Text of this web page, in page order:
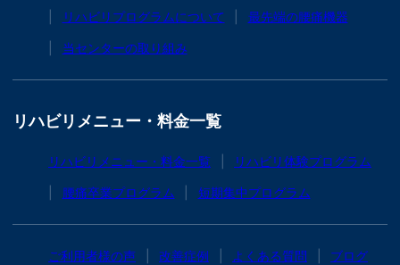
リハビリプログラムについて 最先端の腰痛機器
当センターの取り組み
リハビリメニュー・料金一覧
リハビリメニュー・料金一覧 リハビリ体験プログラム
腰痛卒業プログラム 短期集中プログラム
ご利用者様の声 改善症例 よくある質問 ブログ